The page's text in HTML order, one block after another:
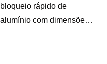
bloqueio rápido de
alumínio com dimensões